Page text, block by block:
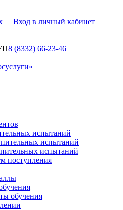
Вход в личный кабинет
8 (8332) 66-23-46
испытаний
испытаний
испытаний
поступления
обучения